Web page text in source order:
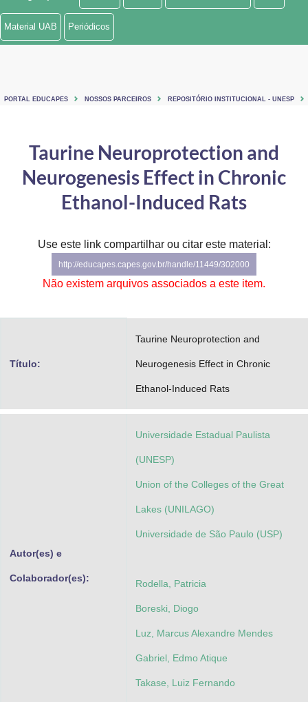
Ministério de Minas e Energia
Controladoria-Geral da União
Ministério da Mulher, da Família e dos Direitos Humanos
Secretaria de Governo
Gabinete de Segurança Institucional
Material UAB Periódicos
PORTAL EDUCAPES NOSSOS PARCEIROS REPOSITÓRIO INSTITUCIONAL - UNESP
Taurine Neuroprotection and
Neurogenesis Effect in Chronic
Ethanol-Induced Rats
Use este link compartilhar ou citar este material:
http://educapes.capes.gov.br/handle/11449/302000
Não existem arquivos associados a este item.
Título:
Taurine Neuroprotection and
Neurogenesis Effect in Chronic
Ethanol-Induced Rats
Autor(es) e
Colaborador(es):
Universidade Estadual Paulista
(UNESP)
Union of the Colleges of the Great
Lakes (UNILAGO)
Universidade de São Paulo (USP)
Rodella, Patricia
Boreski, Diogo
Luz, Marcus Alexandre Mendes
Gabriel, Edmo Atique
Takase, Luiz Fernando